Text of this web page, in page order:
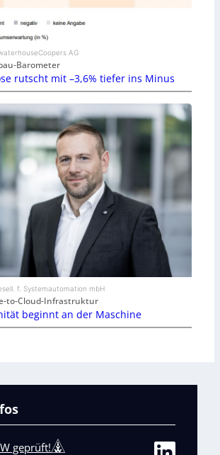
AG
Barometer
rutscht mit –3,6% tiefer ins Minus
f. Systemautomation mbH
to-Cloud-Infrastruktur
beginnt an der Maschine
geprüft!